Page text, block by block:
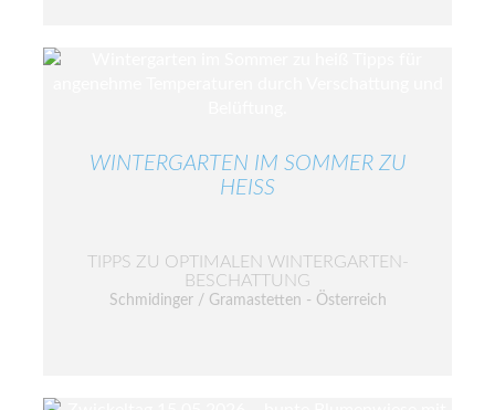
WINTERGARTEN IM SOMMER ZU
HEISS
TIPPS ZU OPTIMALEN WINTERGARTEN-
BESCHATTUNG
Schmidinger / Gramastetten - Österreich